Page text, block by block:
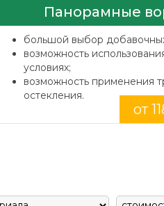
Панорамные
большой выбор
возможность
условиях;
возможность применения
остекления.
от